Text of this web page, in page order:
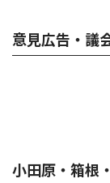
意見広告・議
小田原・箱根